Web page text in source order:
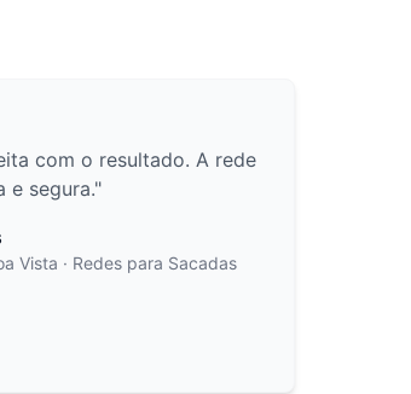
com o resultado. A rede
e segura."
Vista · Redes para Sacadas